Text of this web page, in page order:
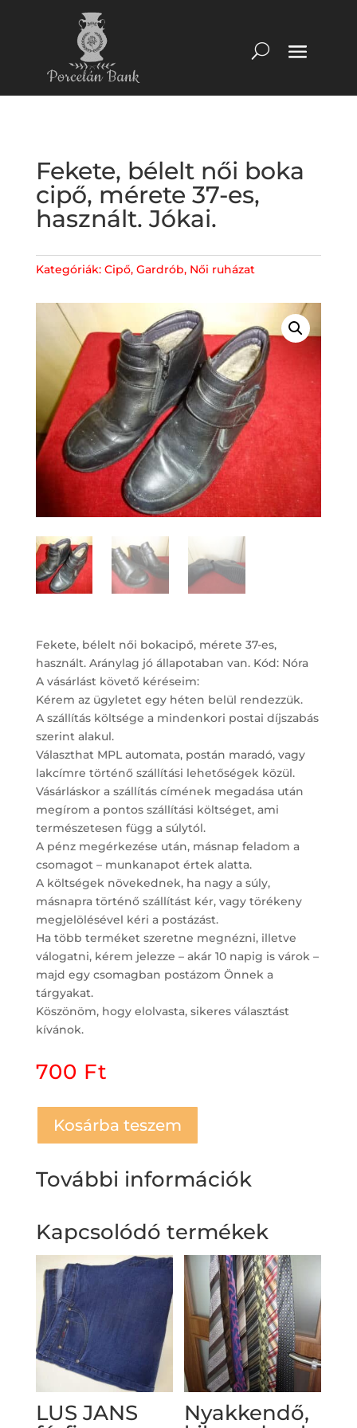
Fekete, bélelt női boka
cipő, mérete 37-es,
használt. Jókai.
Kategóriák: Cipő, Gardrób, Női ruházat
Fekete, bélelt női bokacipő, mérete 37-es,
használt. Aránylag jó állapotaban van. Kód: Nóra
A vásárlást követő kéréseim:
Kérem az ügyletet egy héten belül rendezzük.
A szállítás költsége a mindenkori postai díjszabás
szerint alakul.
Választhat MPL automata, postán maradó, vagy
lakcímre történő szállítási lehetőségek közül.
Vásárláskor a szállítás címének megadása után
megírom a pontos szállítási költséget, ami
természetesen függ a súlytól.
A pénz megérkezése után, másnap feladom a
csomagot – munkanapot értek alatta.
A költségek növekednek, ha nagy a súly,
másnapra történő szállítást kér, vagy törékeny
megjelölésével kéri a postázást.
Ha több terméket szeretne megnézni, illetve
válogatni, kérem jelezze – akár 10 napig is várok –
majd egy csomagban postázom Önnek a
tárgyakat.
Köszönöm, hogy elolvasta, sikeres választást
kívánok.
700 Ft
Kosárba teszem
További információk
Kapcsolódó termékek
LUS JANS
Nyakkendő,